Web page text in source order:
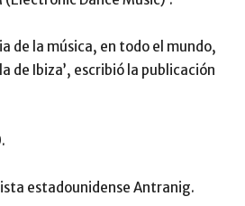
de la música, en todo el mundo,
de Ibiza’, escribió la publicación
estadounidense Antranig.